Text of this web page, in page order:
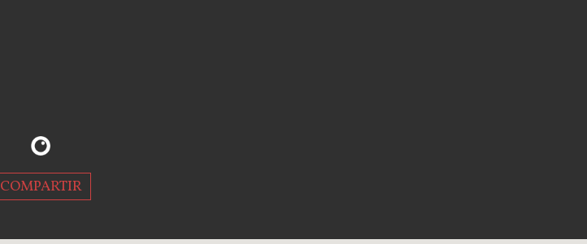
COMPARTIR